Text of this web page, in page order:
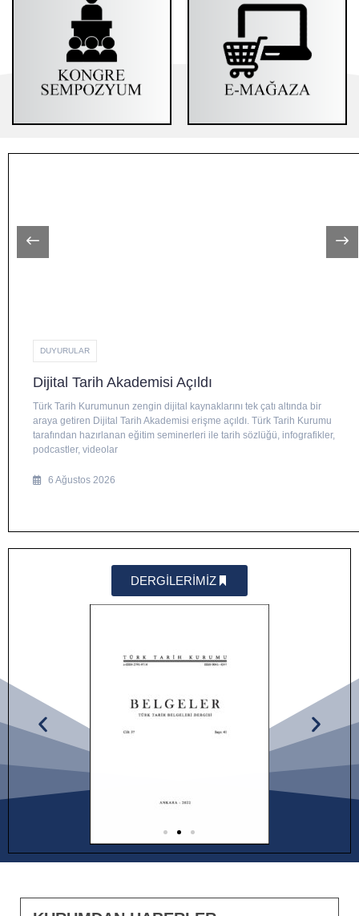
DUYURULAR
Dijital Tarih Akademisi Açıldı
Türk Tarih Kurumunun zengin dijital kaynaklarını tek çatı altında bir
araya getiren Dijital Tarih Akademisi erişme açıldı. Türk Tarih Kurumu
tarafından hazırlanan eğitim seminerleri ile tarih sözlüğü, infografikler,
podcastler, videolar
6 Ağustos 2026
DERGİLERİMİZ